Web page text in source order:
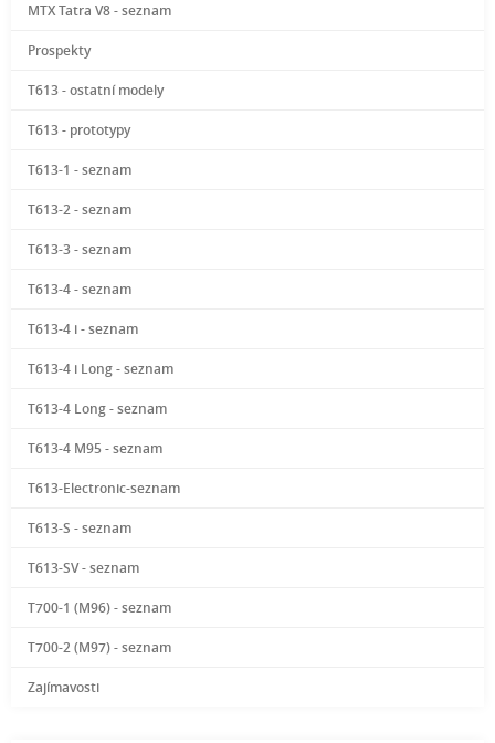
MTX Tatra V8 - seznam
Prospekty
T613 - ostatní modely
T613 - prototypy
T613-1 - seznam
T613-2 - seznam
T613-3 - seznam
T613-4 - seznam
T613-4 i - seznam
T613-4 i Long - seznam
T613-4 Long - seznam
T613-4 M95 - seznam
T613-Electronic-seznam
T613-S - seznam
T613-SV - seznam
T700-1 (M96) - seznam
T700-2 (M97) - seznam
Zajímavosti